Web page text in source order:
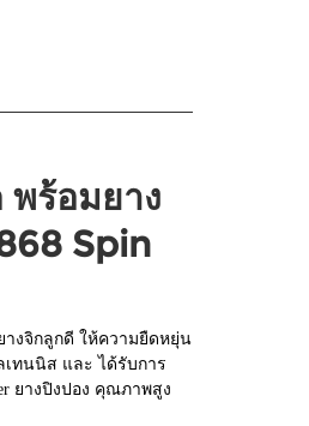
พร้อมยาง
Spin
างจิกลูกดี ให้ความยืดหยุ่น
ทนนิส และ ได้รับการ
ยางปิงปอง คุณภาพสูง